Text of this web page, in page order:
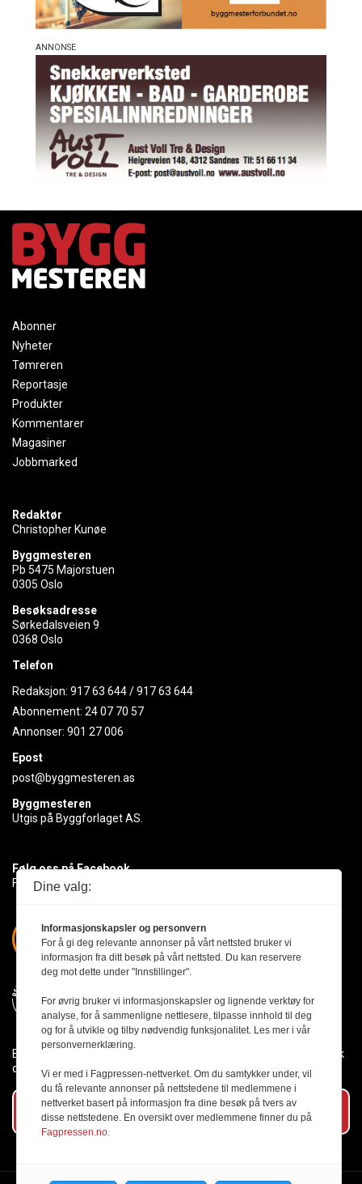
Abonner
Nyheter
Tømreren
Reportasje
Produkter
Kommentarer
Magasiner
Jobbmarked
Redaktør
Christopher Kunøe
Byggmesteren
Pb 5475 Majorstuen
0305 Oslo
Besøksadresse
Sørkedalsveien 9
0368 Oslo
Telefon
Redaksjon: 917 63 644/917 63 644
Abonnement: 24 07 70 57
Annonser: 901 27 006
Epost
post@byggmesteren.as
Byggmesteren
Utgis på Byggforlaget AS.
Følg oss på Facebook
Få med deg det siste innen byggebransjen
Byggmesteren følger Vær Varsom-plakaten og presseetikken slik
den er nedfelt i Redaktørplakaten.
Abonner på vårt nyhetsbrev
Dine valg:
Informasjonskapsler og personvern
For å gi deg relevante annonser på vårt nettsted bruker vi
informasjon fra ditt besøk på vårt nettsted. Du kan reservere
deg mot dette under "Innstillinger".
For øvrig bruker vi informasjonskapsler og lignende verktøy for
analyse, for å sammenligne nettlesere, tilpasse innhold til deg
og for å utvikle og tilby nødvendig funksjonalitet. Les mer i vår
personvernerklæring.
Vi er med i Fagpressen-nettverket. Om du samtykker under, vil
du få relevante annonser på nettstedene til medlemmene i
nettverket basert på informasjon fra dine besøk på tvers av
disse nettstedene. En oversikt over medlemmene finner du på
Fagpressen.no.